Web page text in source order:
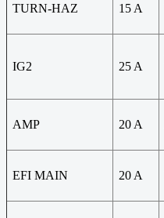
TURN-HAZ 15 A
IG2 25 A
AMP 20 A
EFI MAIN 20 A